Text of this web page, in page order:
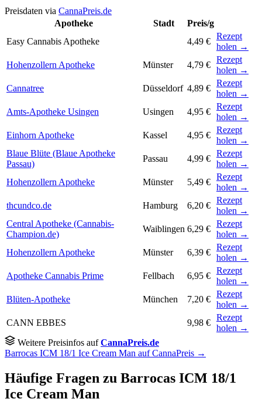
Preisdaten via CannaPreis.de
Apotheke
Stadt
Preis/g
Easy Cannabis Apotheke
4,49 €
Rezept
holen →
Hohenzollern Apotheke
Münster 4,79 €
Rezept
holen →
Cannatree
Düsseldorf 4,89 €
Rezept
holen →
Amts-Apotheke Usingen
Usingen 4,95 €
Rezept
holen →
Einhorn Apotheke
Kassel 4,95 €
Rezept
holen →
Blaue Blüte (Blaue Apotheke
Passau)
Passau 4,99 €
Rezept
holen →
Hohenzollern Apotheke
Münster 5,49 €
Rezept
holen →
thcundco.de
Hamburg 6,20 €
Rezept
holen →
Central Apotheke (Cannabis-
Champion.de)
Waiblingen 6,29 €
Rezept
holen →
Hohenzollern Apotheke
Münster 6,39 €
Rezept
holen →
Apotheke Cannabis Prime
Fellbach 6,95 €
Rezept
holen →
Blüten-Apotheke
München 7,20 €
Rezept
holen →
CANN EBBES
9,98 €
Rezept
holen →
Weitere Preisinfos aufCannaPreis.de
Barrocas ICM 18/1 Ice Cream Man auf CannaPreis →
Häufige Fragen zu Barrocas ICM 18/1
Ice Cream Man